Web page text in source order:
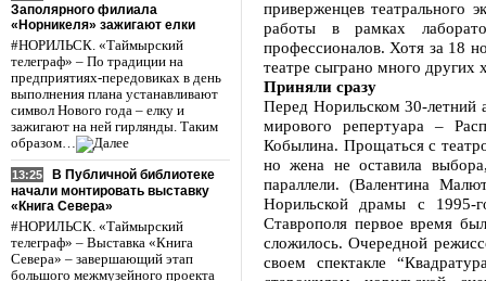
Заполярного филиала
«Норникеля» зажигают елки
#НОРИЛЬСК. «Таймырский
телеграф» – По традиции на
предприятиях-передовиках в день
выполнения плана устанавливают
символ Нового года – елку и
зажигают на ней гирлянды. Таким
образом…
13:25
В Публичной библиотеке
начали монтировать выставку
«Книга Севера»
#НОРИЛЬСК. «Таймырский
телеграф» – Выставка «Книга
Севера» – завершающий этап
большого межмузейного проекта
приверженцев театрального
работы в рамках
профессионалов. Хотя за 18
театре сыграно много
Приняли сразу
Перед Норильском 30-летний
мирового репертуара –
Кобылина. Прощаться с
но жена не оставила
параллели. (Валентина
Норильской драмы с
Ставрополя первое время
сложилось. Очередной
своем спектакле